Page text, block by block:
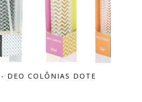
DEO COLÔNIAS DOTE